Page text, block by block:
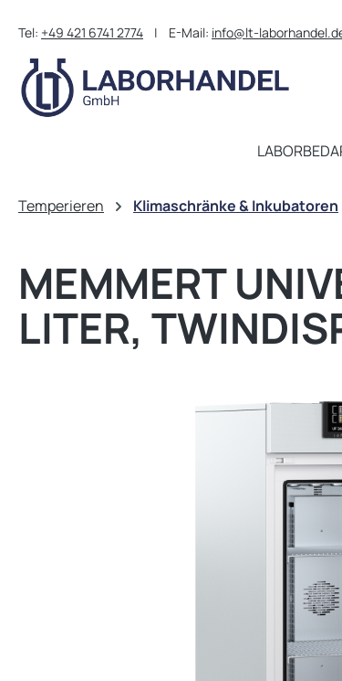
Tel: +49 421 6741 2774 | E-Mail: info@lt-
Temperieren Klimaschränke & Inkubatoren
MEMMERT
LITER,